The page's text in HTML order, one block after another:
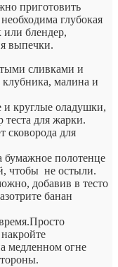
приготовить
глубокая
или блендер,
выпечки.
сливками и
малина и
и круглые оладушки,
теста для жарки.
сковорода для
полотенце
чтобы не остыли.
добавив в тесто
банан
медленном огне